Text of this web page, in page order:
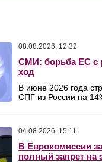
08.08.2026, 12:32
СМИ: борьба ЕС с
ход
В июне 2026 года
СПГ из России на
04.08.2026, 15:11
В Еврокомиссии
полный запрет на